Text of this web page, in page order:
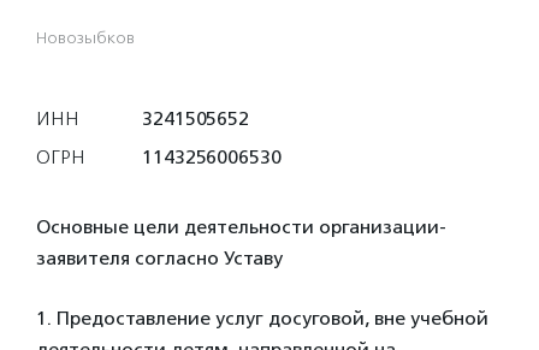
Новозыбков
ИНН
3241505652
ОГРН
1143256006530
Основные цели деятельности организации-
заявителя согласно Уставу
1. Предоставление услуг досуговой, вне учебной